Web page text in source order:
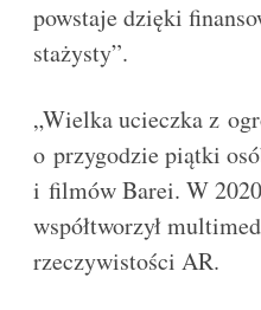
powstaje dzięki
stażysty”.
„Wielka ucieczka z
o przygodzie piątki
i filmów Barei. W
współtworzył
rzeczywistości AR.